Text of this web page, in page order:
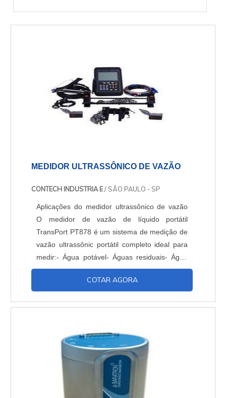
MEDIDOR ULTRASSÔNICO DE VAZÃO
CONTECH INDUSTRIA E/ SÃO PAULO - SP
Aplicações do medidor ultrassônico de vazão
O medidor de vazão de líquido portátil
TransPort PT878 é um sistema de medição de
vazão ultrassônic portátil completo ideal para
medir:- Água potável- Águas residuais- Água
de refrigeração e aquecimento- Água e
líquidos ultrapuros- Soluções água/glicol-
Diesel e óleos combustíveis- Óleos
geral Características...
COTAR AGORA